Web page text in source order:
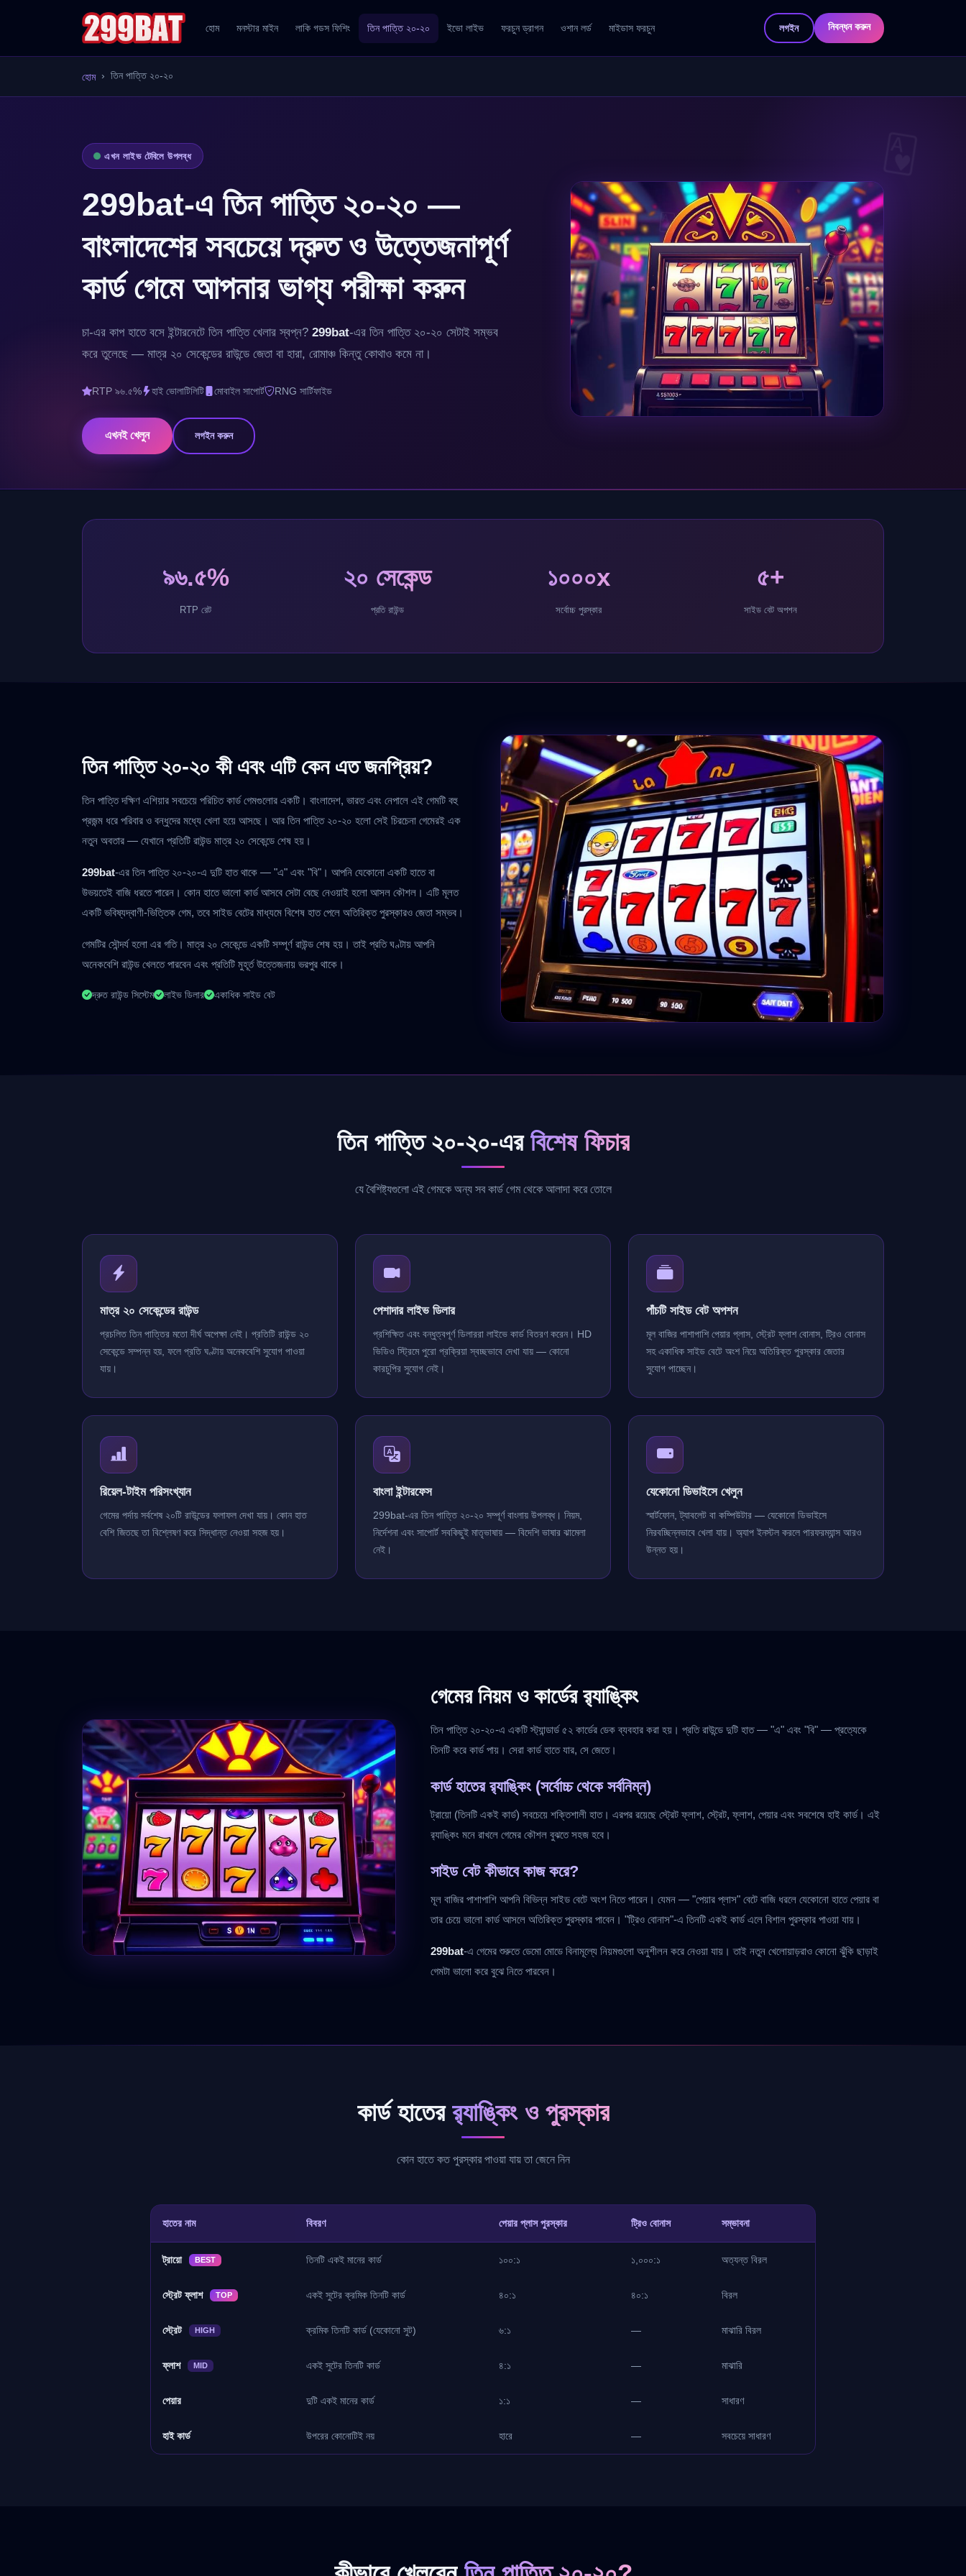
হোম মনস্টার মাইন লাকি গডস ফিশিং তিন পাত্তি ২০-২০ ইভো লাইভ ফরচুন ড্রাগন ওশান লর্ড মাইডাস ফরচুন লগইন নিবন্ধন করুন
হোম তিন পাত্তি ২০-২০
🂾
🃁
এখন লাইভ টেবিলে উপলব্ধ
299bat-এ তিন পাত্তি ২০-২০ —
বাংলাদেশের সবচেয়ে দ্রুত ও উত্তেজনাপূর্ণ
কার্ড গেমে আপনার ভাগ্য পরীক্ষা করুন
চা-এর কাপ হাতে বসে ইন্টারনেটে তিন পাত্তি খেলার স্বপ্ন? 299bat-এর তিন পাত্তি ২০-২০ সেটাই সম্ভব
করে তুলেছে — মাত্র ২০ সেকেন্ডের রাউন্ডে জেতা বা হারা, রোমাঞ্চ কিন্তু কোথাও কমে না।
RTP ৯৬.৫% হাই ভোলাটিলিটি মোবাইল সাপোর্ট RNG সার্টিফাইড
এখনই খেলুন লগইন করুন
৯৬.৫%
RTP রেট
২০ সেকেন্ড
প্রতি রাউন্ড
১০০০x
সর্বোচ্চ পুরস্কার
৫+
সাইড বেট অপশন
তিন পাত্তি ২০-২০ কী এবং এটি কেন এত জনপ্রিয়?
তিন পাত্তি দক্ষিণ এশিয়ার সবচেয়ে পরিচিত কার্ড গেমগুলোর একটি। বাংলাদেশ, ভারত এবং নেপালে এই গেমটি বহু
প্রজন্ম ধরে পরিবার ও বন্ধুদের মধ্যে খেলা হয়ে আসছে। আর তিন পাত্তি ২০-২০ হলো সেই চিরচেনা গেমেরই এক
নতুন অবতার — যেখানে প্রতিটি রাউন্ড মাত্র ২০ সেকেন্ডে শেষ হয়।
299bat-এর তিন পাত্তি ২০-২০-এ দুটি হাত থাকে — "এ" এবং "বি"। আপনি যেকোনো একটি হাতে বা
উভয়তেই বাজি ধরতে পারেন। কোন হাতে ভালো কার্ড আসবে সেটা বেছে নেওয়াই হলো আসল কৌশল। এটি মূলত
একটি ভবিষ্যদ্বাণী-ভিত্তিক গেম, তবে সাইড বেটের মাধ্যমে বিশেষ হাত পেলে অতিরিক্ত পুরস্কারও জেতা সম্ভব।
গেমটির সৌন্দর্য হলো এর গতি। মাত্র ২০ সেকেন্ডে একটি সম্পূর্ণ রাউন্ড শেষ হয়। তাই প্রতি ঘণ্টায় আপনি
অনেকবেশি রাউন্ড খেলতে পারবেন এবং প্রতিটি মুহূর্ত উত্তেজনায় ভরপুর থাকে।
দ্রুত রাউন্ড সিস্টেম লাইভ ডিলার একাধিক সাইড বেট
তিন পাত্তি ২০-২০-এর বিশেষ ফিচার
যে বৈশিষ্ট্যগুলো এই গেমকে অন্য সব কার্ড গেম থেকে আলাদা করে তোলে
মাত্র ২০ সেকেন্ডের রাউন্ড
প্রচলিত তিন পাত্তির মতো দীর্ঘ অপেক্ষা নেই। প্রতিটি রাউন্ড ২০
সেকেন্ডে সম্পন্ন হয়, ফলে প্রতি ঘণ্টায় অনেকবেশি সুযোগ পাওয়া
যায়।
পেশাদার লাইভ ডিলার
প্রশিক্ষিত এবং বন্ধুত্বপূর্ণ ডিলাররা লাইভে কার্ড বিতরণ করেন। HD
ভিডিও স্ট্রিমে পুরো প্রক্রিয়া স্বচ্ছভাবে দেখা যায় — কোনো
কারচুপির সুযোগ নেই।
পাঁচটি সাইড বেট অপশন
মূল বাজির পাশাপাশি পেয়ার প্লাস, স্ট্রেট ফ্লাশ বোনাস, ট্রিও বোনাস
সহ একাধিক সাইড বেটে অংশ নিয়ে অতিরিক্ত পুরস্কার জেতার
সুযোগ পাচ্ছেন।
রিয়েল-টাইম পরিসংখ্যান
গেমের পর্দায় সর্বশেষ ২০টি রাউন্ডের ফলাফল দেখা যায়। কোন হাত
বেশি জিতছে তা বিশ্লেষণ করে সিদ্ধান্ত নেওয়া সহজ হয়।
বাংলা ইন্টারফেস
299bat-এর তিন পাত্তি ২০-২০ সম্পূর্ণ বাংলায় উপলব্ধ। নিয়ম,
নির্দেশনা এবং সাপোর্ট সবকিছুই মাতৃভাষায় — বিদেশি ভাষার ঝামেলা
নেই।
যেকোনো ডিভাইসে খেলুন
স্মার্টফোন, ট্যাবলেট বা কম্পিউটার — যেকোনো ডিভাইসে
নিরবচ্ছিন্নভাবে খেলা যায়। অ্যাপ ইনস্টল করলে পারফরম্যান্স আরও
উন্নত হয়।
গেমের নিয়ম ও কার্ডের র‍্যাঙ্কিং
তিন পাত্তি ২০-২০-এ একটি স্ট্যান্ডার্ড ৫২ কার্ডের ডেক ব্যবহার করা হয়। প্রতি রাউন্ডে দুটি হাত — "এ" এবং "বি" — প্রত্যেকে
তিনটি করে কার্ড পায়। সেরা কার্ড হাতে যার, সে জেতে।
কার্ড হাতের র‍্যাঙ্কিং (সর্বোচ্চ থেকে সর্বনিম্ন)
ট্রায়ো (তিনটি একই কার্ড) সবচেয়ে শক্তিশালী হাত। এরপর রয়েছে স্ট্রেট ফ্লাশ, স্ট্রেট, ফ্লাশ, পেয়ার এবং সবশেষে হাই কার্ড। এই
র‍্যাঙ্কিং মনে রাখলে গেমের কৌশল বুঝতে সহজ হবে।
সাইড বেট কীভাবে কাজ করে?
মূল বাজির পাশাপাশি আপনি বিভিন্ন সাইড বেটে অংশ নিতে পারেন। যেমন — "পেয়ার প্লাস" বেটে বাজি ধরলে যেকোনো হাতে পেয়ার বা
তার চেয়ে ভালো কার্ড আসলে অতিরিক্ত পুরস্কার পাবেন। "ট্রিও বোনাস"-এ তিনটি একই কার্ড এলে বিশাল পুরস্কার পাওয়া যায়।
299bat-এ গেমের শুরুতে ডেমো মোডে বিনামূল্যে নিয়মগুলো অনুশীলন করে নেওয়া যায়। তাই নতুন খেলোয়াড়রাও কোনো ঝুঁকি ছাড়াই
গেমটা ভালো করে বুঝে নিতে পারবেন।
কার্ড হাতের র‍্যাঙ্কিং ও পুরস্কার
কোন হাতে কত পুরস্কার পাওয়া যায় তা জেনে নিন
হাতের নাম বিবরণ পেয়ার প্লাস পুরস্কার ট্রিও বোনাস সম্ভাবনা
ট্রায়ো BEST তিনটি একই মানের কার্ড ১০০:১ ১,০০০:১ অত্যন্ত বিরল
স্ট্রেট ফ্লাশ TOP একই সুটের ক্রমিক তিনটি কার্ড ৪০:১ ৪০:১ বিরল
স্ট্রেট HIGH ক্রমিক তিনটি কার্ড (যেকোনো সুট) ৬:১ — মাঝারি বিরল
ফ্লাশ MID একই সুটের তিনটি কার্ড ৪:১ — মাঝারি
পেয়ার দুটি একই মানের কার্ড ১:১ — সাধারণ
হাই কার্ড উপরের কোনোটিই নয় হারে — সবচেয়ে সাধারণ